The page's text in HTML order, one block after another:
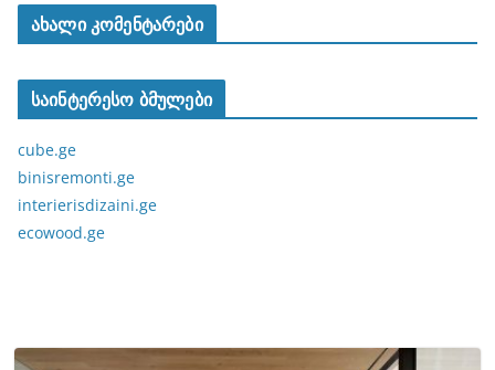
ახალი კომენტარები
საინტერესო ბმულები
cube.ge
binisremonti.ge
interierisdizaini.ge
ecowood.ge